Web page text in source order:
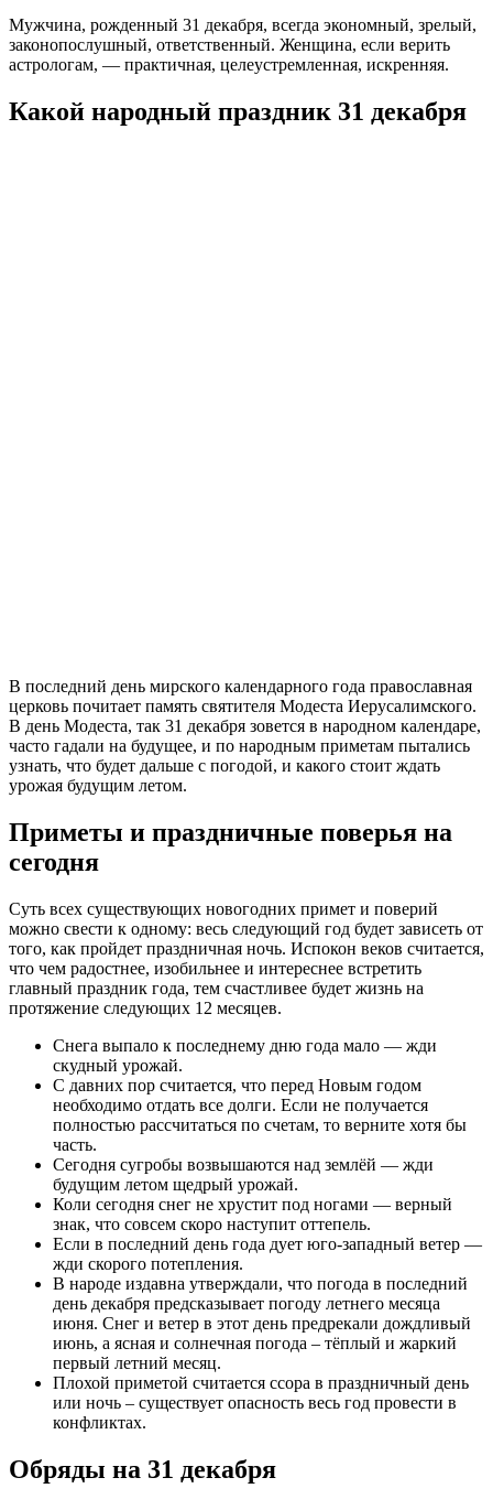
Мужчина, рожденный 31 декабря, всегда экономный, зрелый,
законопослушный, ответственный. Женщина, если верить
астрологам, — практичная, целеустремленная, искренняя.
Какой народный праздник 31 декабря
В последний день мирского календарного года православная
церковь почитает память святителя Модеста Иерусалимского.
В день Модеста, так 31 декабря зовется в народном календаре,
часто гадали на будущее, и по народным приметам пытались
узнать, что будет дальше с погодой, и какого стоит ждать
урожая будущим летом.
Приметы и праздничные поверья на
сегодня
Суть всех существующих новогодних примет и поверий
можно свести к одному: весь следующий год будет зависеть от
того, как пройдет праздничная ночь. Испокон веков считается,
что чем радостнее, изобильнее и интереснее встретить
главный праздник года, тем счастливее будет жизнь на
протяжение следующих 12 месяцев.
Снега выпало к последнему дню года мало — жди
скудный урожай.
С давних пор считается, что перед Новым годом
необходимо отдать все долги. Если не получается
полностью рассчитаться по счетам, то верните хотя бы
часть.
Сегодня сугробы возвышаются над землёй — жди
будущим летом щедрый урожай.
Коли сегодня снег не хрустит под ногами — верный
знак, что совсем скоро наступит оттепель.
Если в последний день года дует юго-западный ветер —
жди скорого потепления.
В народе издавна утверждали, что погода в последний
день декабря предсказывает погоду летнего месяца
июня. Снег и ветер в этот день предрекали дождливый
июнь, а ясная и солнечная погода – тёплый и жаркий
первый летний месяц.
Плохой приметой считается ссора в праздничный день
или ночь – существует опасность весь год провести в
конфликтах.
Обряды на 31 декабря